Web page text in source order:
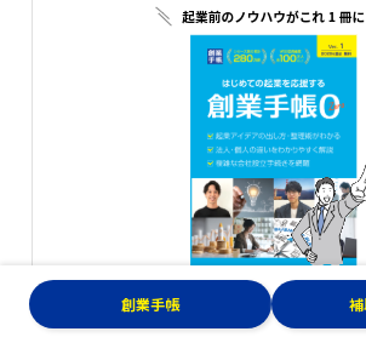
無料でもらう
創業手帳